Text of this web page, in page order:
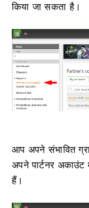
किया जा सकता है।
आप अपने संभावित
अपने पार्टनर
हैं।